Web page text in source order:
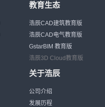
教育生态
浩辰CAD建筑教育版
浩辰CAD电气教育版
GstarBIM 教育版
浩辰3D Cloud教育版
关于浩辰
公司介绍
发展历程